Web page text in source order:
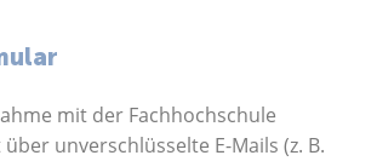
mit der Fachhochschule
unverschlüsselte E-Mails (z. B.